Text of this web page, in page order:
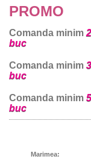
PROMO
Comanda minim
buc
Comanda minim
buc
Comanda minim
buc
Marimea: